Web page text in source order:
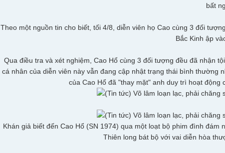
bất
Theo một nguồn tin cho biết, tối 4/8, diễn viên họ Cao cùng 3 đối
Bắc Kinh ập
Qua điều tra và xét nghiệm, Cao Hổ cùng 3 đối tượng đều đã nhận
cá nhân của diễn viên này vẫn đang cập nhật trạng thái bình
của Cao Hổ đã "thay mặt" anh duy trì hoạt động
Khán giả biết đến Cao Hổ (SN 1974) qua một loạt bộ phim đình
Thiên long bát bộ với vai diễn hòa